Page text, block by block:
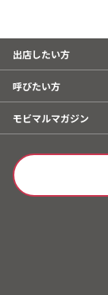
ンカレー
出店したい方
呼びたい方
モビマルマガジン